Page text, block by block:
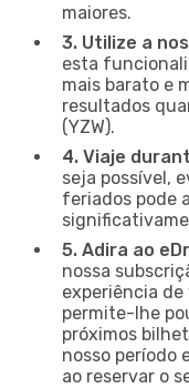
maiores.
3. Utilize a
esta
mais barato e
resultados
(YZW).
4. Viaje
seja possível,
feriados pode
5. Adira ao
nossa
experiência de
permite-lhe
próximos
nosso período
ao reservar o